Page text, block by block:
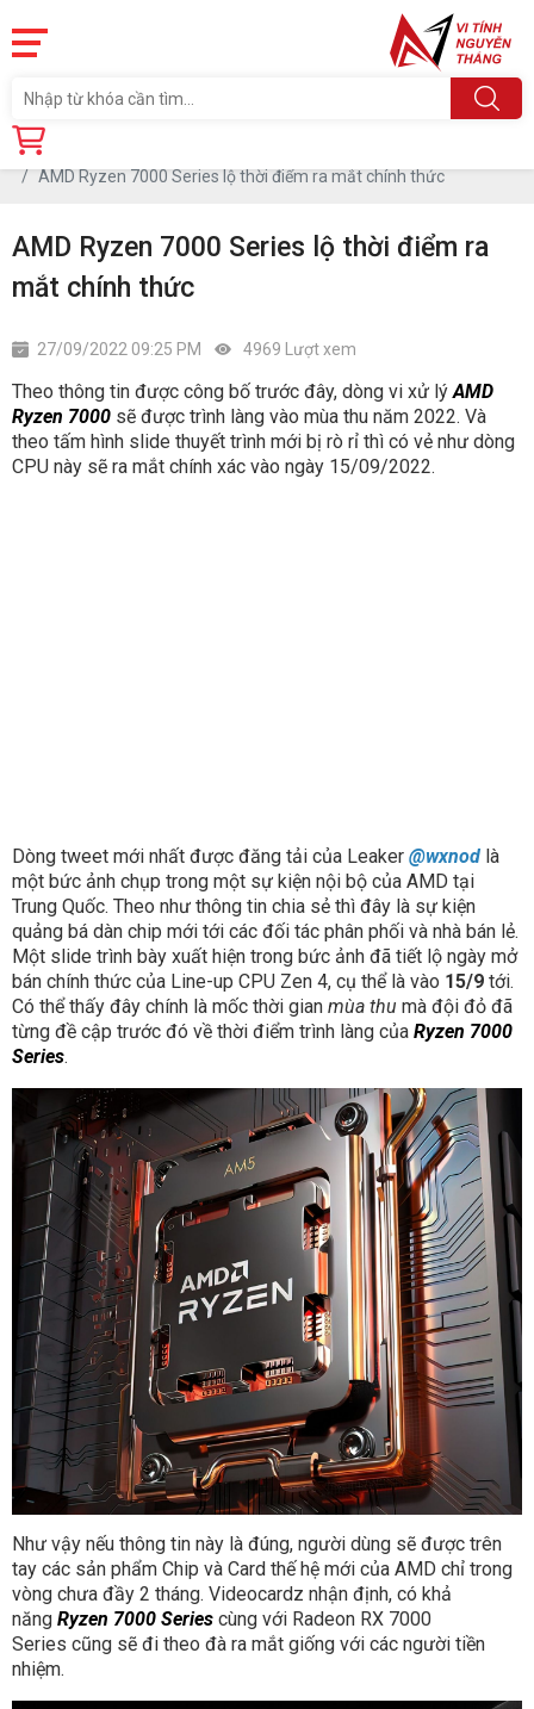
Trang chủ
AMD Ryzen 7000 Series lộ thời điểm ra mắt chính thức
AMD Ryzen 7000 Series lộ thời điểm ra
mắt chính thức
27/09/2022 09:25 PM 4969 Lượt xem
Theo thông tin được công bố trước đây, dòng vi xử lýAMD
Ryzen 7000 sẽ được trình làng vào mùa thu năm 2022. Và
theo tấm hình slide thuyết trình mới bị rò rỉ thì có vẻ như dòng
CPU này sẽ ra mắt chính xác vào ngày 15/09/2022.
Dòng tweet mới nhất được đăng tải của Leaker @wxnod là
một bức ảnh chụp trong một sự kiện nội bộ của AMD tại
Trung Quốc. Theo như thông tin chia sẻ thì đây là sự kiện
quảng bá dàn chip mới tới các đối tác phân phối và nhà bán lẻ.
Một slide trình bày xuất hiện trong bức ảnh đã tiết lộ ngày mở
bán chính thức của Line-up CPU Zen 4, cụ thể là vào 15/9 tới.
Có thể thấy đây chính là mốc thời gian mùa thu mà đội đỏ đã
từng đề cập trước đó về thời điểm trình làng của Ryzen 7000
Series.
Như vậy nếu thông tin này là đúng, người dùng sẽ được trên
tay các sản phẩm Chip và Card thế hệ mới của AMD chỉ trong
vòng chưa đầy 2 tháng. Videocardz nhận định, có khả
năng Ryzen 7000 Series cùng với Radeon RX 7000
Series cũng sẽ đi theo đà ra mắt giống với các người tiền
nhiệm.